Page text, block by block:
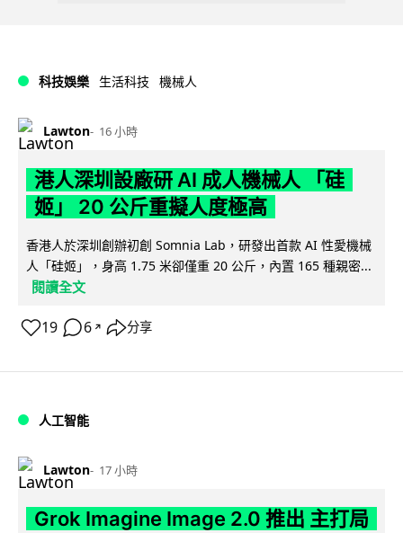
科技娛樂 生活科技 機械人
Lawton 16 小時
港人深圳設廠研 AI 成人機械人 「硅
姬」 20 公斤重擬人度極高
香港人於深圳創辦初創 Somnia Lab，研發出首款 AI 性愛機械
人「硅姬」，身高 1.75 米卻僅重 20 公斤，內置 165 種親密...
閱讀全文
19 6 ↗ 分享
人工智能
Lawton 17 小時
Grok Imagine Image 2.0 推出 主打局